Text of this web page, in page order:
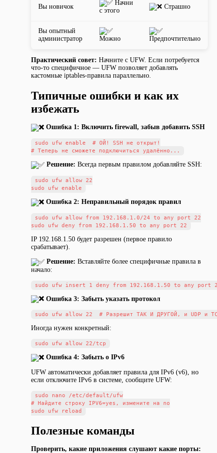
Вы новичок
Начни
с этого
Страшно
Вы опытный
администратор
Можно Предпочтительно
Практический совет: Начните с UFW. Если потребуется
что-то специфичное — UFW позволяет добавлять
кастомные iptables-правила параллельно.
Типичные ошибки и как их
избежать
Ошибка 1: Включить firewall, забыв добавить SSH
sudo ufw enable  # ОЙ! SSH не открыт!
Решение: Всегда первым правилом добавляйте SSH:
sudo ufw allow 22
Ошибка 2: Неправильный порядок правил
sudo ufw allow from 192.168.1.0/24 to any port 22
IP 192.168.1.50 будет разрешен (первое правило
срабатывает).
Решение: Вставляйте более специфичные правила в
начало:
Ошибка 3: Забыть указать протокол
Иногда нужен конкретный:
Ошибка 4: Забыть о IPv6
UFW автоматически добавляет правила для IPv6 (v6), но
если отключите IPv6 в системе, сообщите UFW:
sudo nano /etc/default/ufw
# Найдите строку IPV6=yes, измените на no
Полезные команды
Проверить, какие приложения слушают какие порты: